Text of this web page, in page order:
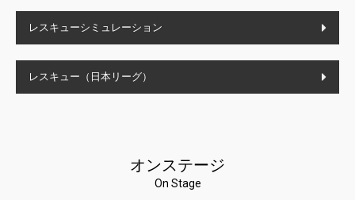
レスキューシミュレーション
レスキュー（日本リーグ）
オンステージ
On Stage